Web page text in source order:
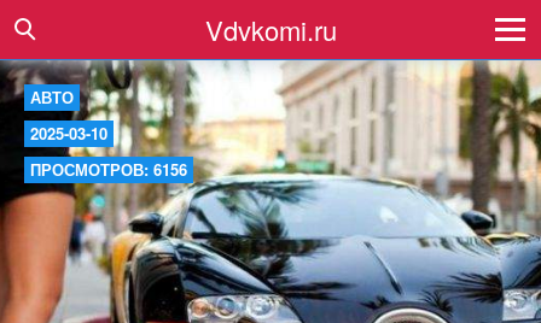
Vdvkomi.ru
АВТО
2025-03-10
ПРОСМОТРОВ: 6156